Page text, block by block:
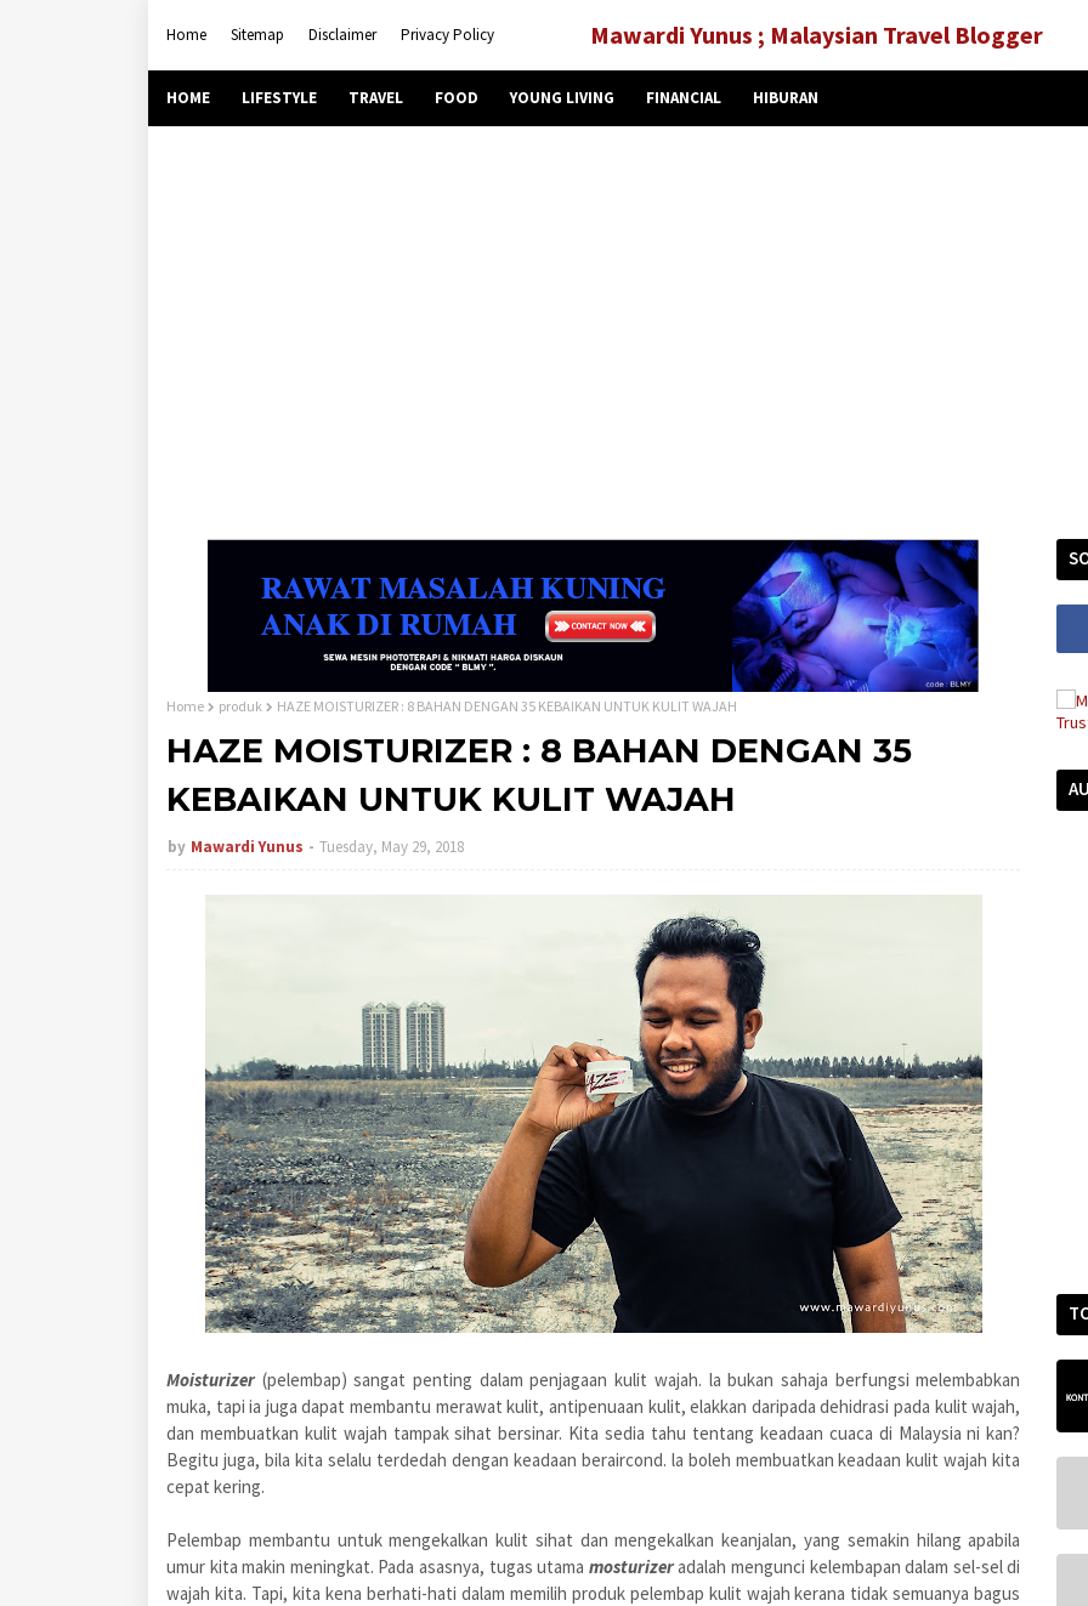
Home Sitemap Disclaimer Privacy Policy Mawardi Yunus ; Malaysian Travel Blogger
HOME LIFESTYLE TRAVEL FOOD YOUNG LIVING FINANCIAL HIBURAN
Home produk HAZE MOISTURIZER : 8 BAHAN DENGAN 35 KEBAIKAN UNTUK KULIT WAJAH
HAZE MOISTURIZER : 8 BAHAN DENGAN 35
KEBAIKAN UNTUK KULIT WAJAH
by Mawardi Yunus Tuesday, May 29, 2018
Moisturizer(pelembap) sangat penting dalam penjagaan kulit wajah. la bukan sahaja berfungsi melembabkan
muka, tapi ia juga dapat membantu merawat kulit, antipenuaan kulit, elakkan daripada dehidrasi pada kulit wajah,
dan membuatkan kulit wajah tampak sihat bersinar. Kita sedia tahu tentang keadaan cuaca di Malaysia ni kan?
Begitu juga, bila kita selalu terdedah dengan keadaan beraircond. la boleh membuatkan keadaan kulit wajah kita
cepat kering.
Pelembap membantu untuk mengekalkan kulit sihat dan mengekalkan keanjalan, yang semakin hilang apabila
umur kita makin meningkat. Pada asasnya, tugas utama mosturizeradalah mengunci kelembapan dalam sel-sel di
wajah kita. Tapi, kita kena berhati-hati dalam memilih produk pelembap kulit wajah kerana tidak semuanya bagus